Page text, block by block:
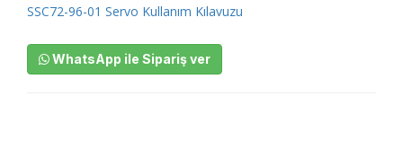
SSC72-96-01 Servo Kullanım Kılavuzu
WhatsApp ile Sipariş ver